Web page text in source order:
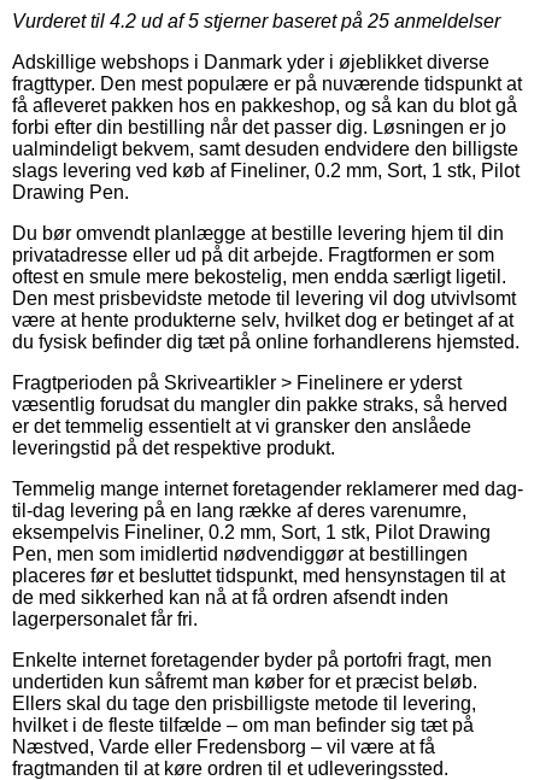
Vurderet til 4.2 ud af 5 stjerner baseret på 25 anmeldelser
Adskillige webshops i Danmark yder i øjeblikket diverse
fragttyper. Den mest populære er på nuværende tidspunkt at
få afleveret pakken hos en pakkeshop, og så kan du blot gå
forbi efter din bestilling når det passer dig. Løsningen er jo
ualmindeligt bekvem, samt desuden endvidere den billigste
slags levering ved køb af Fineliner, 0.2 mm, Sort, 1 stk, Pilot
Drawing Pen.
Du bør omvendt planlægge at bestille levering hjem til din
privatadresse eller ud på dit arbejde. Fragtformen er som
oftest en smule mere bekostelig, men endda særligt ligetil.
Den mest prisbevidste metode til levering vil dog utvivlsomt
være at hente produkterne selv, hvilket dog er betinget af at
du fysisk befinder dig tæt på online forhandlerens hjemsted.
Fragtperioden på Skriveartikler > Finelinere er yderst
væsentlig forudsat du mangler din pakke straks, så herved
er det temmelig essentielt at vi gransker den anslåede
leveringstid på det respektive produkt.
Temmelig mange internet foretagender reklamerer med dag-
til-dag levering på en lang række af deres varenumre,
eksempelvis Fineliner, 0.2 mm, Sort, 1 stk, Pilot Drawing
Pen, men som imidlertid nødvendiggør at bestillingen
placeres før et besluttet tidspunkt, med hensynstagen til at
de med sikkerhed kan nå at få ordren afsendt inden
lagerpersonalet får fri.
Enkelte internet foretagender byder på portofri fragt, men
undertiden kun såfremt man køber for et præcist beløb.
Ellers skal du tage den prisbilligste metode til levering,
hvilket i de fleste tilfælde – om man befinder sig tæt på
Næstved, Varde eller Fredensborg – vil være at få
fragtmanden til at køre ordren til et udleveringssted.